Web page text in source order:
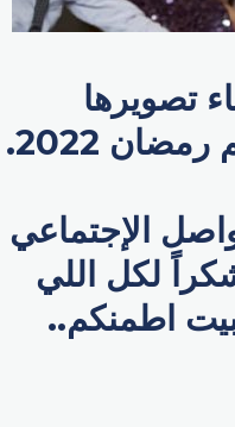
تصويرها
2022.
الإجتماعي
لكل اللي
اطمنكم..